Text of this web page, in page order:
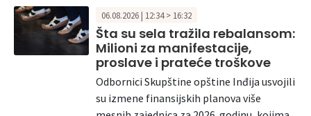
06.08.2026 | 12:34 > 16:32
Šta su sela tražila rebalansom:
Milioni za manifestacije,
proslave i prateće troškove
Odbornici Skupštine opštine Inđija usvojili
su izmene finansijskih planova više